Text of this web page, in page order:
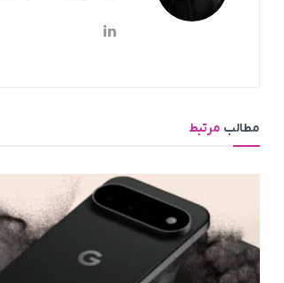
مطالب مرتبط